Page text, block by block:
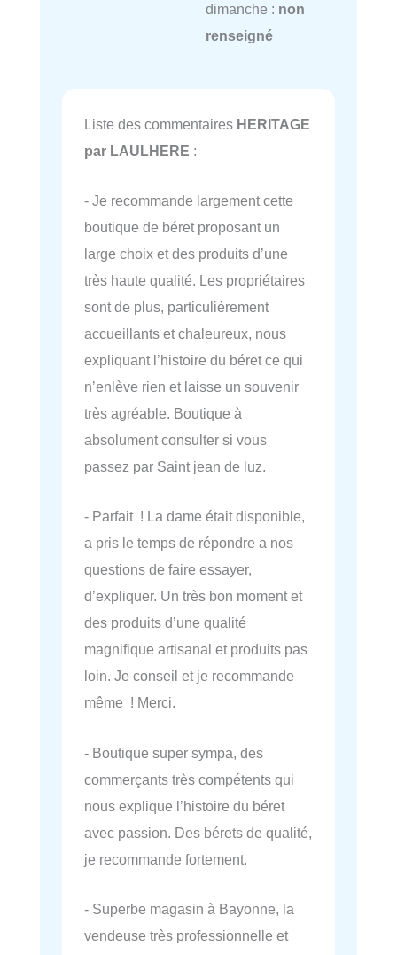
dimanche : non
renseigné
Liste des commentaires HERITAGE
par LAULHERE :
- Je recommande largement cette
boutique de béret proposant un
large choix et des produits d’une
très haute qualité. Les propriétaires
sont de plus, particulièrement
accueillants et chaleureux, nous
expliquant l’histoire du béret ce qui
n’enlève rien et laisse un souvenir
très agréable. Boutique à
absolument consulter si vous
passez par Saint jean de luz.
- Parfait ! La dame était disponible,
a pris le temps de répondre a nos
questions de faire essayer,
d’expliquer. Un très bon moment et
des produits d’une qualité
magnifique artisanal et produits pas
loin. Je conseil et je recommande
même ! Merci.
- Boutique super sympa, des
commerçants très compétents qui
nous explique l’histoire du béret
avec passion. Des bérets de qualité,
je recommande fortement.
- Superbe magasin à Bayonne, la
vendeuse très professionnelle et